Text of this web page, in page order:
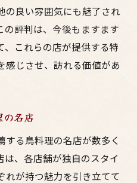
の良い雰囲気にも魅了され
の評判は、今後もますます
、これらの店が提供する特
感じさせ、訪れる価値があ
名店
る鳥料理の名店が数多く
、各店舗が独自のスタイ
れが持つ魅力を引き立てて